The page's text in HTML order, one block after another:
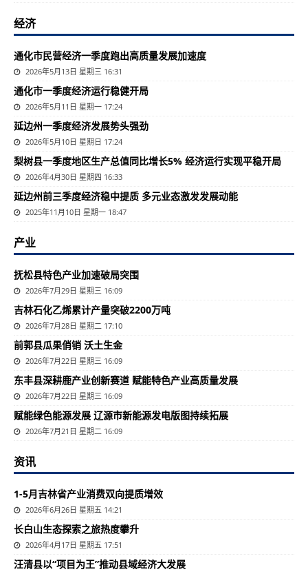
经济
通化市民营经济一季度跑出高质量发展加速度
2026年5月13日 星期三 16:31
通化市一季度经济运行稳健开局
2026年5月11日 星期一 17:24
延边州一季度经济发展势头强劲
2026年5月10日 星期日 17:24
梨树县一季度地区生产总值同比增长5% 经济运行实现平稳开局
2026年4月30日 星期四 16:33
延边州前三季度经济稳中提质 多元业态激发发展动能
2025年11月10日 星期一 18:47
产业
抚松县特色产业加速破局突围
2026年7月29日 星期三 16:09
吉林石化乙烯累计产量突破2200万吨
2026年7月28日 星期二 17:10
前郭县瓜果俏销 沃土生金
2026年7月22日 星期三 16:09
东丰县深耕鹿产业创新赛道 赋能特色产业高质量发展
2026年7月22日 星期三 16:09
赋能绿色能源发展 辽源市新能源发电版图持续拓展
2026年7月21日 星期二 16:09
资讯
1-5月吉林省产业消费双向提质增效
2026年6月26日 星期五 14:21
长白山生态探索之旅热度攀升
2026年4月17日 星期五 17:51
汪清县以“项目为王”推动县域经济大发展